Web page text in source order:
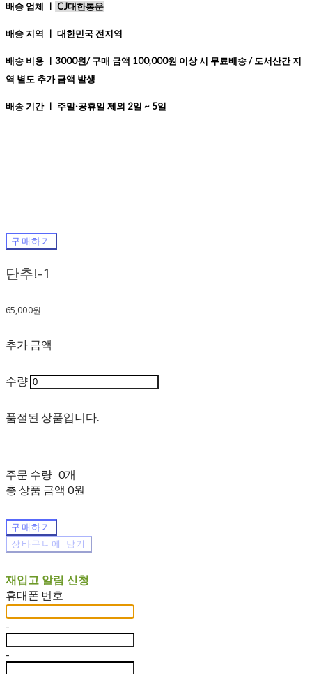
배송 업체 ㅣ CJ대한통운
배송 지역 ㅣ 대한민국 전지역
배송 비용 ㅣ3000원/ 구매 금액 100,000원 이상 시 무료배송 / 도서산간 지
역 별도 추가 금액 발생
배송 기간 ㅣ 주말·공휴일 제외 2일 ~ 5일
구매하기
단추!-1
65,000원
추가 금액
수량
품절된 상품입니다.
주문 수량 0개
총 상품 금액 0원
구매하기
장바구니에 담기
재입고 알림 신청
휴대폰 번호
-
-